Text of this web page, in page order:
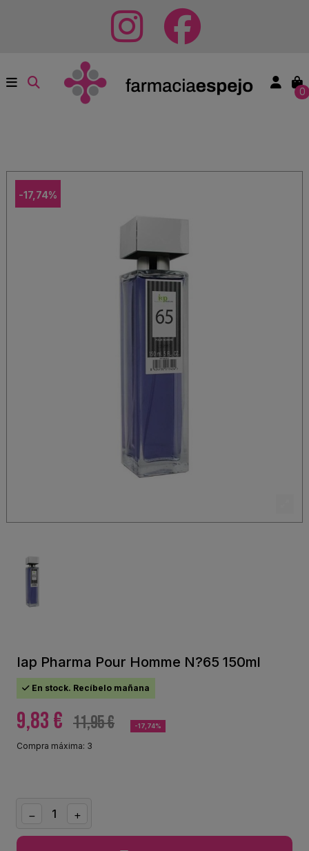
0
-17,74%
Iap Pharma Pour Homme N?65 150ml
En stock. Recíbelo mañana
9,83 € 11,95 € -17,74%
Compra máxima: 3